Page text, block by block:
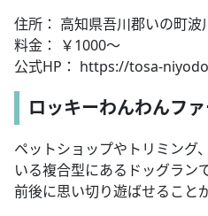
住所： 高知県吾川郡いの町波
料金： ￥1000～
公式HP： https://tosa-
ロッキーわんわんフ
ペットショップやトリミング
いる複合型にあるドッグラン
前後に思い切り遊ばせること